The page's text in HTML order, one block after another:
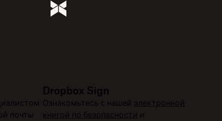
почты
Dropbox Sign
Ознакомьтесь с нашей электронной
книгой по безопасности и